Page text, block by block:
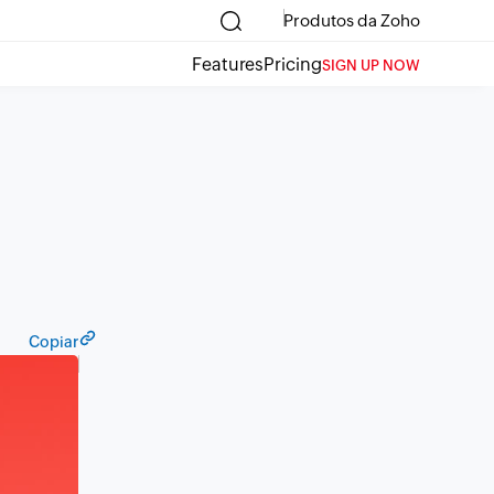
Produtos da Zoho
FeaturesPricingSIGN UP NOW
Copiar